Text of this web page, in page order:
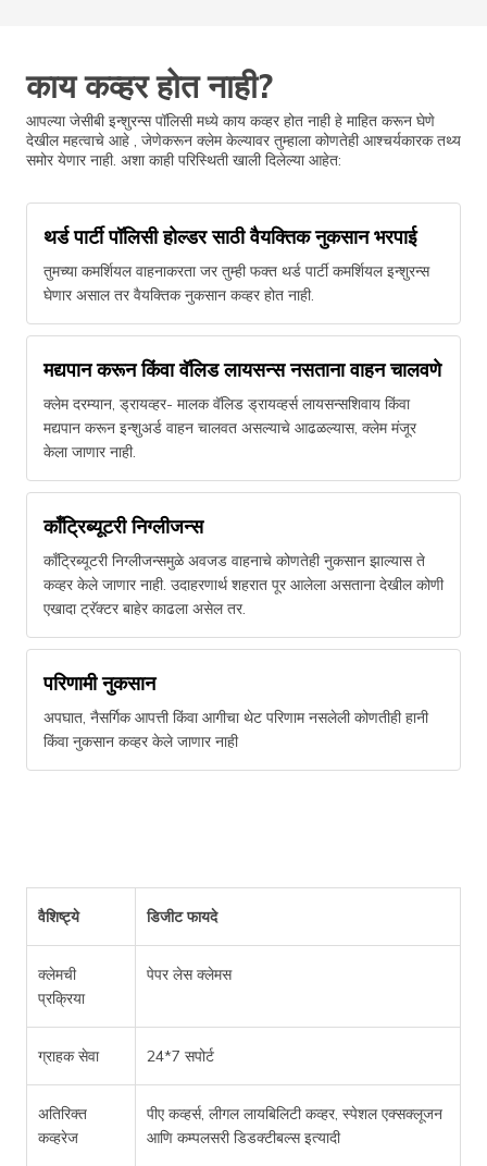
काय कव्हर होत नाही?
आपल्या जेसीबी इन्शुरन्स पॉलिसी मध्ये काय कव्हर होत नाही हे माहित करून घेणे
देखील महत्वाचे आहे , जेणेकरून क्लेम केल्यावर तुम्हाला कोणतेही आश्चर्यकारक तथ्य
समोर येणार नाही. अशा काही परिस्थिती खाली दिलेल्या आहेत:
थर्ड पार्टी पॉलिसी होल्डर साठी वैयक्तिक नुकसान भरपाई
तुमच्या कमर्शियल वाहनाकरता जर तुम्ही फक्त थर्ड पार्टी कमर्शियल इन्शुरन्स
घेणार असाल तर वैयक्तिक नुकसान कव्हर होत नाही.
मद्यपान करून किंवा वॅलिड लायसन्स नसताना वाहन चालवणे
क्लेम दरम्यान, ड्रायव्हर- मालक वॅलिड ड्रायव्हर्स लायसन्सशिवाय किंवा
मद्यपान करून इन्शुअर्ड वाहन चालवत असल्याचे आढळल्यास, क्लेम मंजूर
केला जाणार नाही.
कॉंट्रिब्यूटरी निग्लीजन्स
कॉंट्रिब्यूटरी निग्लीजन्समुळे अवजड वाहनाचे कोणतेही नुकसान झाल्यास ते
कव्हर केले जाणार नाही. उदाहरणार्थ शहरात पूर आलेला असताना देखील कोणी
एखादा ट्रॅक्टर बाहेर काढला असेल तर.
परिणामी नुकसान
अपघात, नैसर्गिक आपत्ती किंवा आगीचा थेट परिणाम नसलेली कोणतीही हानी
किंवा नुकसान कव्हर केले जाणार नाही
वैशिष्ट्ये डिजीट फायदे
क्लेमची
प्रक्रिया
पेपर लेस क्लेमस
ग्राहक सेवा 24*7 सपोर्ट
अतिरिक्त
कव्हरेज
पीए कव्हर्स, लीगल लायबिलिटी कव्हर, स्पेशल एक्सक्लूजन
आणि कम्पलसरी डिडक्टीबल्स इत्यादी